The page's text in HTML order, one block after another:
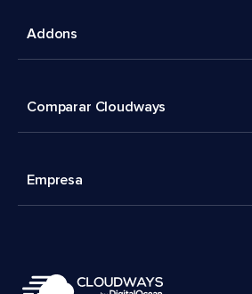
Addons
Comparar Cloudways
Empresa